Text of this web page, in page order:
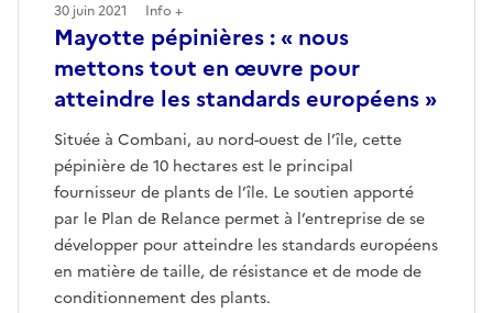
Mayotte pépinières : « nous
mettons tout en œuvre pour
atteindre les standards européens »
Située à Combani, au nord-ouest de l’île, cette
pépinière de 10 hectares est le principal
fournisseur de plants de l’île. Le soutien apporté
par le Plan de Relance permet à l’entreprise de se
développer pour atteindre les standards européens
en matière de taille, de résistance et de mode de
conditionnement des plants.
30 juin 2021 Info +